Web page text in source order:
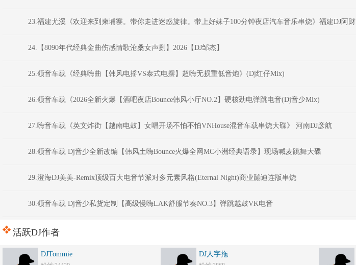
23.福建尤溪《欢迎来到柬埔寨。带你走进迷惑旋律。带上好妹子100分钟夜店汽车音乐串烧》福建DJ阿财
24.【8090年代经典金曲伤感情歌沧桑女声捌】2026【DJ邹杰】
25.领音车载《经典嗨曲【韩风电摇VS泰式电摆】超嗨无损重低音炮》(Dj红仔Mix)
26.领音车载《2026全新火爆【酒吧夜店Bounce韩风小厅NO.2】硬核劲电弹跳电音(Dj音少Mix)
27.嗨音车载《英文炸街【越南电鼓】女唱开场不怕不怕VNHouse混音车载串烧大碟》 河南DJ彦航
28.领音车载 Dj音少全新改编【韩风土嗨Bounce火爆全网MC小洲经典语录】现场喊麦跳舞大碟
29.澄海DJ美美-Remix顶级百大电音节派对多元素风格(Eternal Night)商业蹦迪连版串烧
30.领音车载 Dj音少私货定制【高级慢嗨LAK舒服节奏NO.3】弹跳越鼓VK电音
活跃DJ作者
DJTommie DJ人字拖